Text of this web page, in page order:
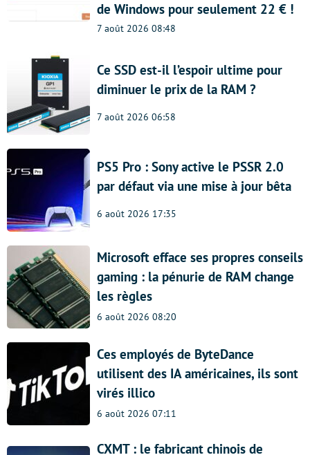
de Windows pour seulement 22 € !
7 août 2026 08:48
Ce SSD est-il l’espoir ultime pour
diminuer le prix de la RAM ?
7 août 2026 06:58
PS5 Pro : Sony active le PSSR 2.0
par défaut via une mise à jour bêta
6 août 2026 17:35
Microsoft efface ses propres conseils
gaming : la pénurie de RAM change
les règles
6 août 2026 08:20
Ces employés de ByteDance
utilisent des IA américaines, ils sont
virés illico
6 août 2026 07:11
CXMT : le fabricant chinois de